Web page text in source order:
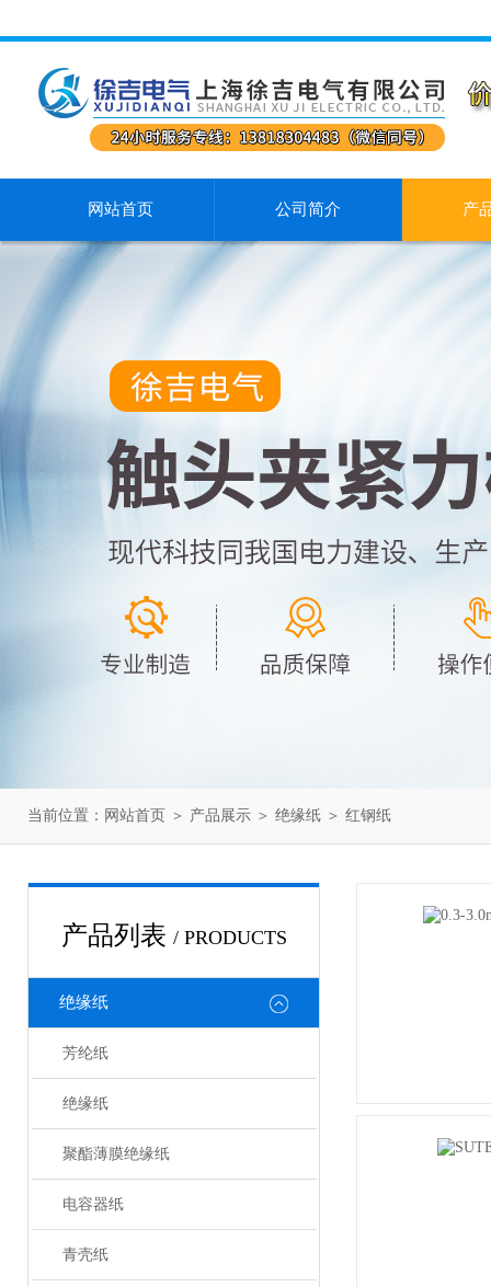
网站首页 公司简介 产
当前位置： 网站首页 ＞ 产品展示 ＞ 绝缘纸 ＞ 红钢纸
产品列表 / PRODUCTS
绝缘纸
芳纶纸
绝缘纸
聚酯薄膜绝缘纸
电容器纸
青壳纸